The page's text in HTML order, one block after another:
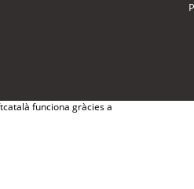
funciona gràcies a